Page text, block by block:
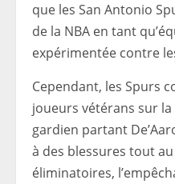
que les San Antonio
de la NBA en tant
expérimentée contre
Cependant, les Spurs
joueurs vétérans sur
gardien partant
à des blessures tout
éliminatoires,